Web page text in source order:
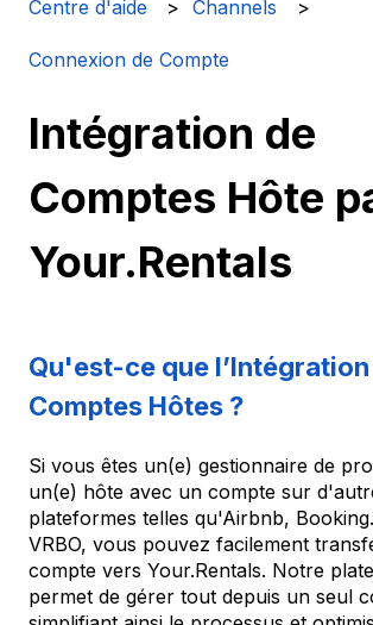
Centre d'aide Channels
Connexion de Compte
Intégration de
Comptes Hôte
Your.Rentals
Qu'est-ce que
Comptes Hôtes ?
Si vous êtes un(e) gestionnaire de
un(e) hôte avec un compte sur
plateformes telles qu'Airbnb,
VRBO, vous pouvez facilement
compte vers Your.Rentals. Notre
permet de gérer tout depuis un seul